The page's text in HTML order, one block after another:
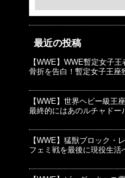
最近の投稿
【WWE】WWE暫定女子
骨折を告白！暫定女子王座
【WWE】世界ヘビー級王
最終的にはあのルチャドー
【WWE】猛獣ブロック・
フェミ戦を最後に現役生活
© プロレスJunkie